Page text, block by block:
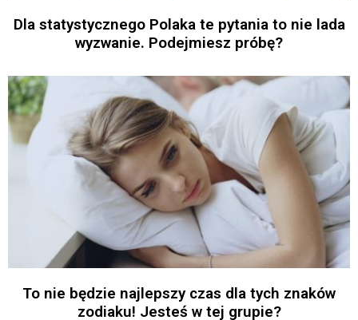
Dla statystycznego Polaka te pytania to nie lada
wyzwanie. Podejmiesz próbę?
To nie będzie najlepszy czas dla tych znaków
zodiaku! Jesteś w tej grupie?